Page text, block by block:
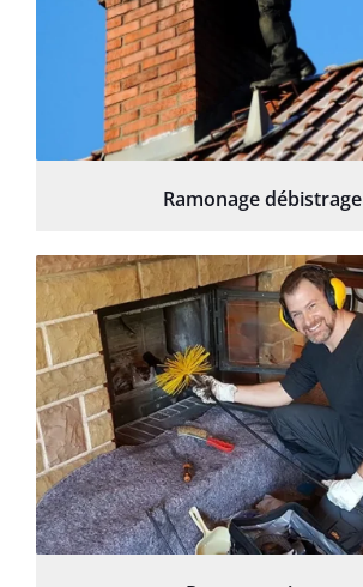
Ramonage débistrage